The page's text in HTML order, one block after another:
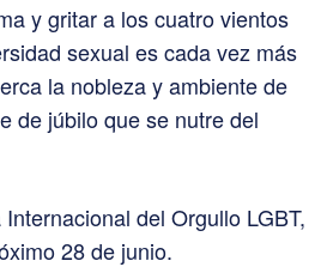
y gritar a los cuatro vientos
sexual es cada vez más
la nobleza y ambiente de
de júbilo que se nutre del
del Orgullo LGBT,
28 de junio.